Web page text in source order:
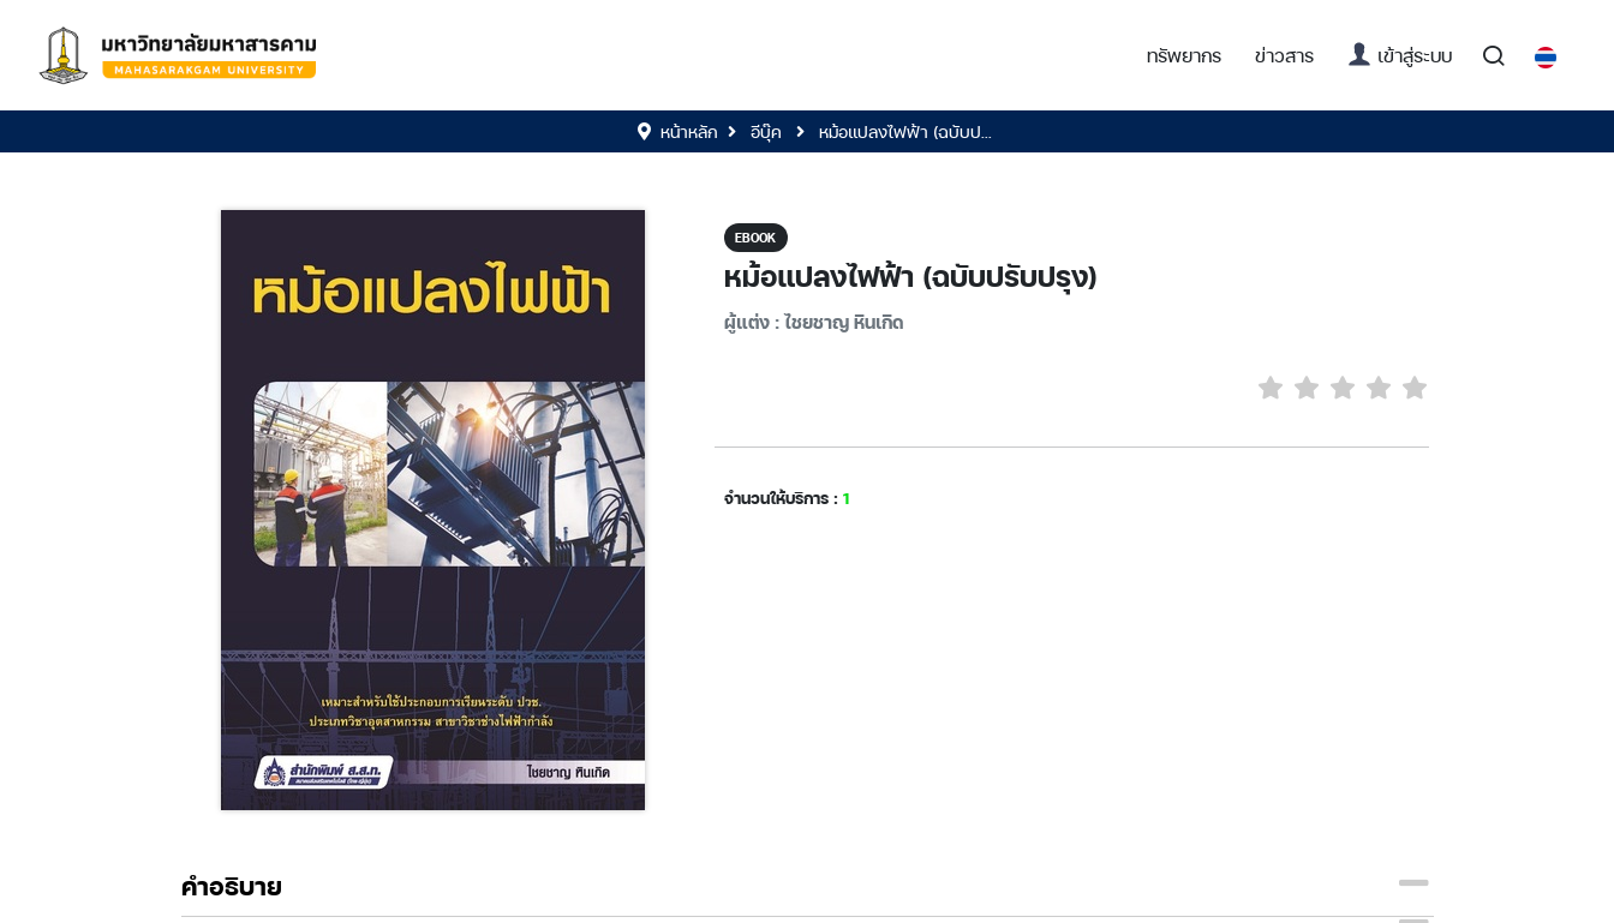
ทรัพยากร ข่าวสาร เข้าสู่ระบบ(current)
หน้าหลัก อีบุ๊ค หม้อแปลงไฟฟ้า (ฉบับป...
EBOOK
หม้อแปลงไฟฟ้า (ฉบับปรับปรุง)
ผู้แต่ง : ไชยชาญ หินเกิด
จำนวนให้บริการ : 1
คำอธิบาย